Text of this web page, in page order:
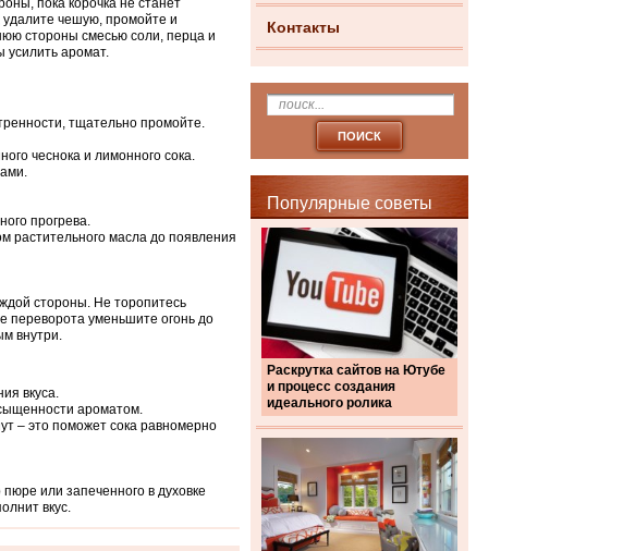
Контакты
Популярные советы
Раскрутка сайтов на Ютубе
и процесс создания
идеального ролика
пока корочка не станет
удалите чешую, промойте и
стороны смесью соли, перца и
усилить аромат.
тщательно промойте.
чеснока и лимонного сока.
прогрева.
растительного масла до появления
стороны. Не торопитесь
переворота уменьшите огонь до
внутри.
вкуса.
ароматом.
– это поможет сока равномерно
или запеченного в духовке
вкус.